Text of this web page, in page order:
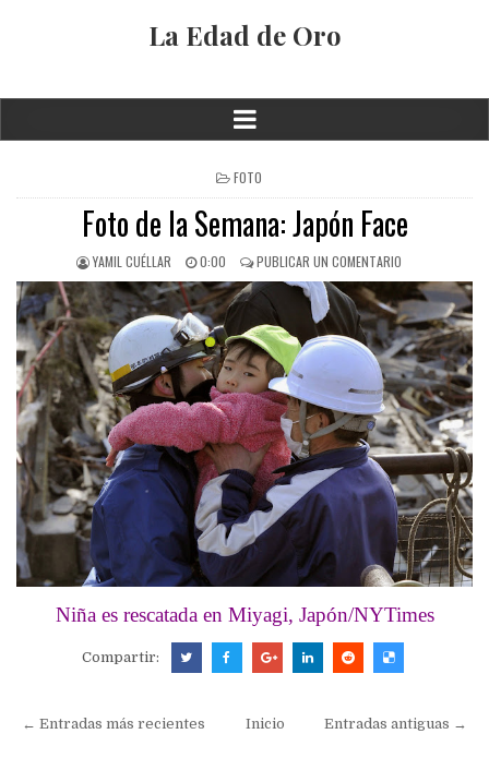
La Edad de Oro
FOTO
Foto de la Semana: Japón Face
YAMIL CUÉLLAR 0:00 PUBLICAR UN COMENTARIO
Niña es rescatada en Miyagi, Japón/NYTimes
Compartir:
← Entradas más recientes Entradas antiguas →
Inicio